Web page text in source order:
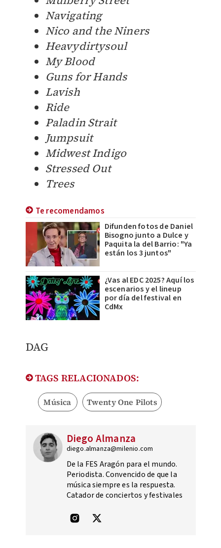
Navigating
Nico and the Niners
Heavydirtysoul
My Blood
Guns for Hands
Lavish
Ride
Paladin Strait
Jumpsuit
Midwest Indigo
Stressed Out
Trees
Te recomendamos
Difunden fotos de Daniel
Bisogno junto a Dulce y
Paquita la del Barrio: "Ya
están los 3 juntos"
¿Vas al EDC 2025? Aquí los
escenarios y el lineup
por día del festival en
CdMx
DAG
TAGS RELACIONADOS:
Música Twenty One Pilots
Diego Almanza
diego.almanza@milenio.com
De la FES Aragón para el mundo.
Periodista. Convencido de que la
música siempre es la respuesta.
Catador de conciertos y festivales